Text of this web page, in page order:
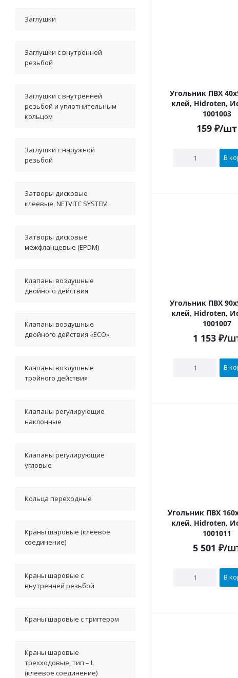
Угольник ПВХ 40х90° под
клей, Hidroten,
1001003
159 ₽/шт
В
Угольник ПВХ 90х90° под
клей, Hidroten,
1001007
1 153₽/
В
Угольник ПВХ
клей, Hidroten,
1001011
5 501 ₽/
В
Заглушки
Заглушки с внутренней
резьбой
Заглушки с внутренней
резьбой и уплотнительным
кольцом
Заглушки с наружной
резьбой
Затворы дисковые
клеевые, NETVITC SYSTEM
Затворы дисковые
межфланцевые (EPDM)
Клапаны воздушные
двойного действия
Клапаны воздушные
двойного действия «ECO»
Клапаны воздушные
тройного действия
Клапаны регулирующие
наклонные
Клапаны регулирующие
угловые
Кольца переходные
Краны шаровые (клеевое
соединение)
Краны шаровые с
внутренней резьбой
Краны шаровые с триггером
Краны шаровые
трехходовые, тип – L
(клеевое соединение)